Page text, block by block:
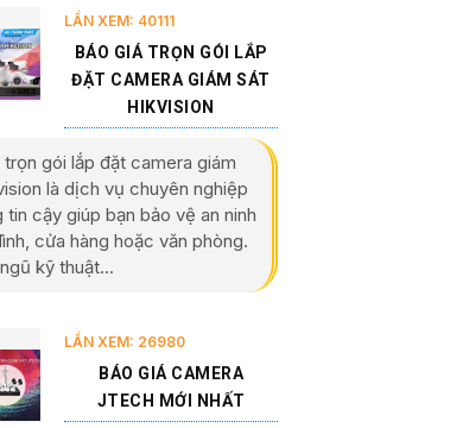
LẦN XEM: 40111
BÁO GIÁ TRỌN GÓI LẮP
ĐẶT CAMERA GIÁM SÁT
HIKVISION
trọn gói lắp đặt camera giám
là dịch vụ chuyên nghiệp
tin cậy giúp bạn bảo vệ an ninh
cửa hàng hoặc văn phòng.
kỹ thuật...
LẦN XEM: 26980
BÁO GIÁ CAMERA
JTECH MỚI NHẤT